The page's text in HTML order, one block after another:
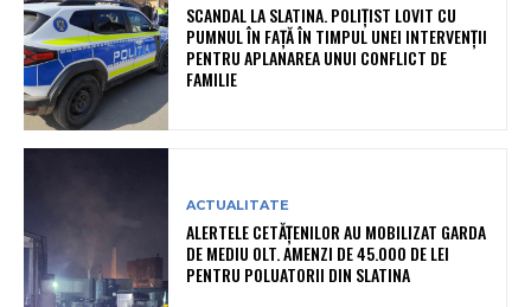
SCANDAL LA SLATINA. POLIȚIST LOVIT CU
PUMNUL ÎN FAȚĂ ÎN TIMPUL UNEI INTERVENȚII
PENTRU APLANAREA UNUI CONFLICT DE
FAMILIE
ACTUALITATE
ALERTELE CETĂȚENILOR AU MOBILIZAT GARDA
DE MEDIU OLT. AMENZI DE 45.000 DE LEI
PENTRU POLUATORII DIN SLATINA